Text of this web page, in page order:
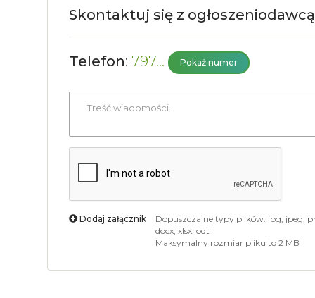
Skontaktuj się z ogłoszeniodawcą
Telefon: 797... Pokaż numer
wiadomości
Dodaj załącznik
Dopuszczalne typy plików: jpg, jpeg,
docx, xlsx, odt
Maksymalny rozmiar pliku to 2 MB